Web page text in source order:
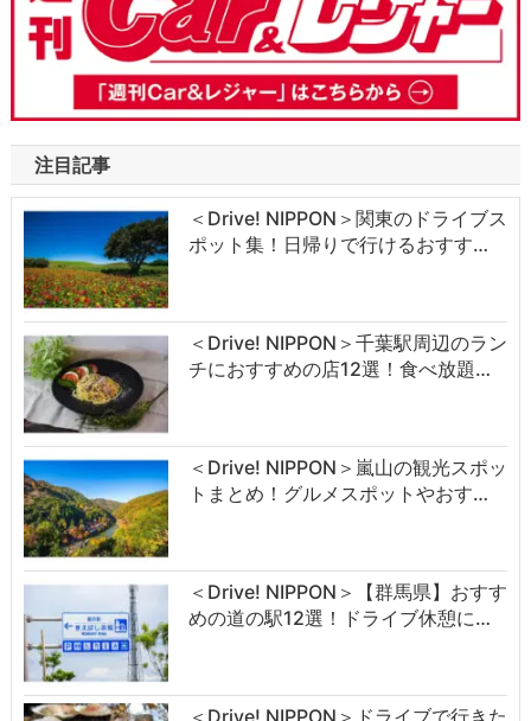
注目記事
＜Drive! NIPPON＞関東のドライブス
ポット集！日帰りで行けるおすす…
＜Drive! NIPPON＞千葉駅周辺のラン
チにおすすめの店12選！食べ放題…
＜Drive! NIPPON＞嵐山の観光スポッ
トまとめ！グルメスポットやおす…
＜Drive! NIPPON＞【群馬県】おすす
めの道の駅12選！ドライブ休憩に…
＜Drive! NIPPON＞ドライブで行きた